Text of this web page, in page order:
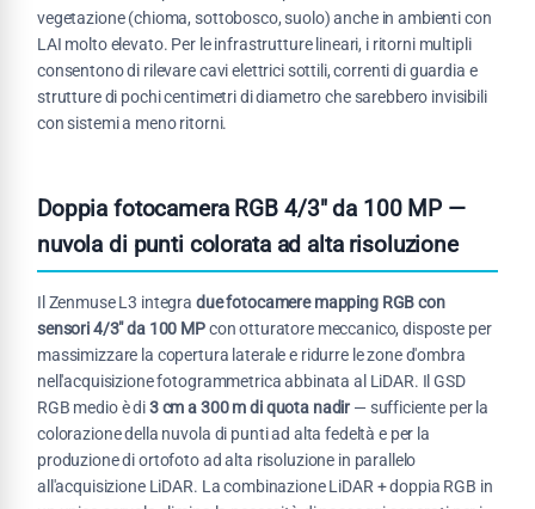
vegetazione (chioma, sottobosco, suolo) anche in ambienti con
LAI molto elevato. Per le infrastrutture lineari, i ritorni multipli
consentono di rilevare cavi elettrici sottili, correnti di guardia e
strutture di pochi centimetri di diametro che sarebbero invisibili
con sistemi a meno ritorni.
Doppia fotocamera RGB 4/3" da 100 MP —
nuvola di punti colorata ad alta risoluzione
Il Zenmuse L3 integra due fotocamere mapping RGB con
sensori 4/3" da 100 MPcon otturatore meccanico, disposte per
massimizzare la copertura laterale e ridurre le zone d'ombra
nell'acquisizione fotogrammetrica abbinata al LiDAR. Il GSD
RGB medio è di3 cm a 300 m di quota nadir — sufficiente per la
colorazione della nuvola di punti ad alta fedeltà e per la
produzione di ortofoto ad alta risoluzione in parallelo
all'acquisizione LiDAR. La combinazione LiDAR + doppia RGB in